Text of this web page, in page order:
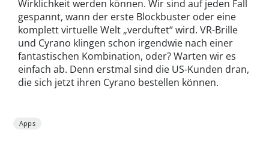
Wirklichkeit werden können. Wir sind auf jeden Fall
gespannt, wann der erste Blockbuster oder eine
komplett virtuelle Welt „verduftet“ wird. VR-Brille
und Cyrano klingen schon irgendwie nach einer
fantastischen Kombination, oder? Warten wir es
einfach ab. Denn erstmal sind die US-Kunden dran,
die sich jetzt ihren Cyrano bestellen können.
Apps